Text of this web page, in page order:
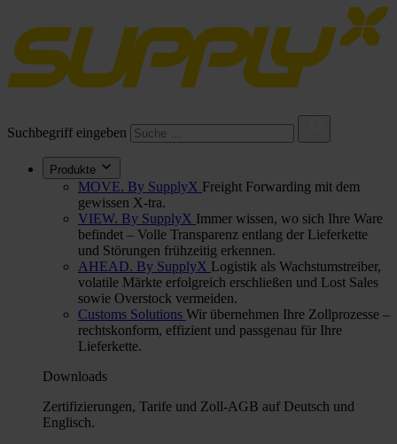
Suchbegriff eingeben
Produkte
MOVE. By SupplyX Freight Forwarding mit dem
gewissen X-tra.
VIEW. By SupplyX Immer wissen, wo sich Ihre Ware
befindet – Volle Transparenz entlang der Lieferkette
und Störungen frühzeitig erkennen.
AHEAD. By SupplyX Logistik als Wachstumstreiber,
volatile Märkte erfolgreich erschließen und Lost Sales
sowie Overstock vermeiden.
Customs Solutions Wir übernehmen Ihre Zollprozesse –
rechtskonform, effizient und passgenau für Ihre
Lieferkette.
Downloads
Zertifizierungen, Tarife und Zoll-AGB auf Deutsch und
Englisch.